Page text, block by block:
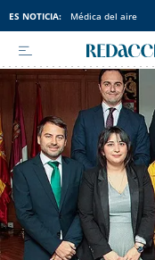
ES NOTICIA: Médica del aire